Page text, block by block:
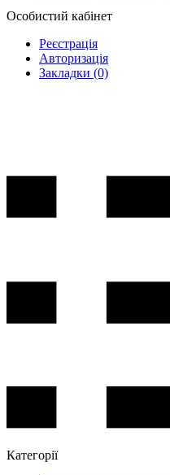
Особистий кабінет
Реєстрація
Авторизація
Закладки (0)
Категорії